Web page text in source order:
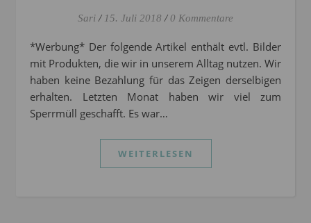
Sari / 15. Juli 2018 / 0 Kommentare
*Werbung* Der folgende Artikel enthält evtl. Bilder
mit Produkten, die wir in unserem Alltag nutzen. Wir
haben keine Bezahlung für das Zeigen derselbigen
erhalten. Letzten Monat haben wir viel zum
Sperrmüll geschafft. Es war…
WEITERLESEN